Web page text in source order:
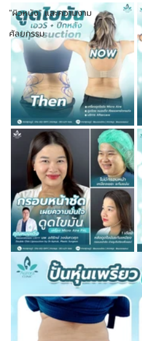
"ผิวหนัง" และความงาม
ศัลยกรรม